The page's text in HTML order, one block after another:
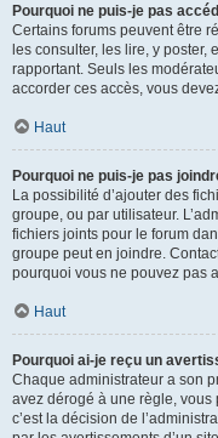
Pourquoi ne puis-je pas
Certains forums peuvent être
les consulter, les lire, y poster,
rapportant. Seuls les
accorder ces accès, vous
Haut
Pourquoi ne puis-je pas
La possibilité d’ajouter des
groupe, ou par utilisateur.
fichiers joints pour le forum
groupe peut en joindre.
pourquoi vous ne pouvez pas
Haut
Pourquoi ai-je reçu un
Chaque administrateur a son
avez dérogé à une règle, vous
c’est la décision de